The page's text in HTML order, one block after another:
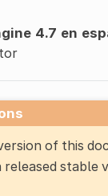
4.7 en
of this
stable